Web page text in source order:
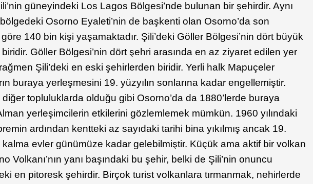
güneyindeki Los Lagos Bölgesi’nde bulunan bir şehirdir. Aynı
Osorno Eyaleti’nin de başkenti olan Osorno’da son
140 bin kişi yaşamaktadır. Şili’deki Göller Bölgesi’nin dört büyük
Göller Bölgesi’nin dört şehri arasında en az ziyaret edilen yer
Şili’deki en eski şehirlerden biridir. Yerli halk Mapuçeler
buraya yerleşmesini 19. yüzyılın sonlarına kadar engellemiştir.
topluluklarda olduğu gibi Osorno’da da 1880’lerde buraya
yerleşimcilerin etkilerini gözlemlemek mümkün. 1960 yılındaki
ardından kentteki az sayıdaki tarihi bina yıkılmış ancak 19.
kalma evler günümüze kadar gelebilmiştir. Küçük ama aktif bir volkan
Volkanı’nın yanı başındaki bu şehir, belki de Şili’nin onuncu
en pitoresk şehirdir. Birçok turist volkanlara tırmanmak, nehirlerde